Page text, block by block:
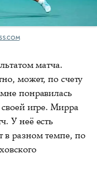
матча.
может, по счету
понравилась
игре. Мирра
У неё есть
в разном темпе, по